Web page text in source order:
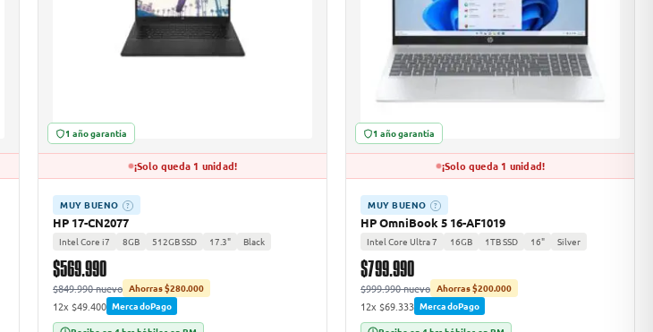
1 año garantía
¡Solo queda 1 unidad!
MUY BUENO ?
HP 17-CN2077
Intel Core i7 8GB 512GB SSD 17.3" Black
$569.990
$849.990 nuevo Ahorras $280.000
12x $49.400 MercadoPago
1 año garantía
¡Solo queda 1 unidad!
MUY BUENO ?
HP OmniBook 5 16-AF1019
Intel Core Ultra 7 16GB 1TB SSD 16" Silver
$799.990
$999.990 nuevo Ahorras $200.000
12x $69.333 MercadoPago